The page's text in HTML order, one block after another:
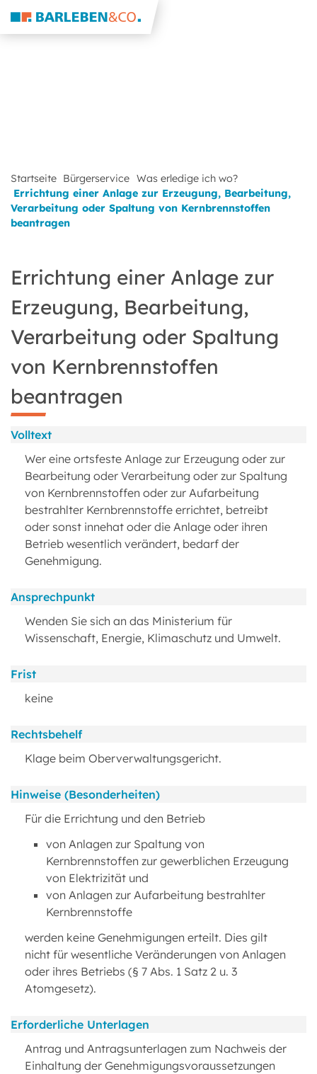
Startseite Bürgerservice Was erledige ich wo?
Errichtung einer Anlage zur Erzeugung, Bearbeitung,
Verarbeitung oder Spaltung von Kernbrennstoffen
beantragen
Errichtung einer Anlage zur
Erzeugung, Bearbeitung,
Verarbeitung oder Spaltung
von Kernbrennstoffen
beantragen
Volltext
Wer eine ortsfeste Anlage zur Erzeugung oder zur
Bearbeitung oder Verarbeitung oder zur Spaltung
von Kernbrennstoffen oder zur Aufarbeitung
bestrahlter Kernbrennstoffe errichtet, betreibt
oder sonst innehat oder die Anlage oder ihren
Betrieb wesentlich verändert, bedarf der
Genehmigung.
Ansprechpunkt
Wenden Sie sich an das Ministerium für
Wissenschaft, Energie, Klimaschutz und Umwelt.
Frist
keine
Rechtsbehelf
Klage beim Oberverwaltungsgericht.
Hinweise (Besonderheiten)
Für die Errichtung und den Betrieb
von Anlagen zur Spaltung von
Kernbrennstoffen zur gewerblichen Erzeugung
von Elektrizität und
von Anlagen zur Aufarbeitung bestrahlter
Kernbrennstoffe
werden keine Genehmigungen erteilt. Dies gilt
nicht für wesentliche Veränderungen von Anlagen
oder ihres Betriebs (§ 7 Abs. 1 Satz 2 u. 3
Atomgesetz).
Erforderliche Unterlagen
Antrag und Antragsunterlagen zum Nachweis der
Einhaltung der Genehmigungsvoraussetzungen